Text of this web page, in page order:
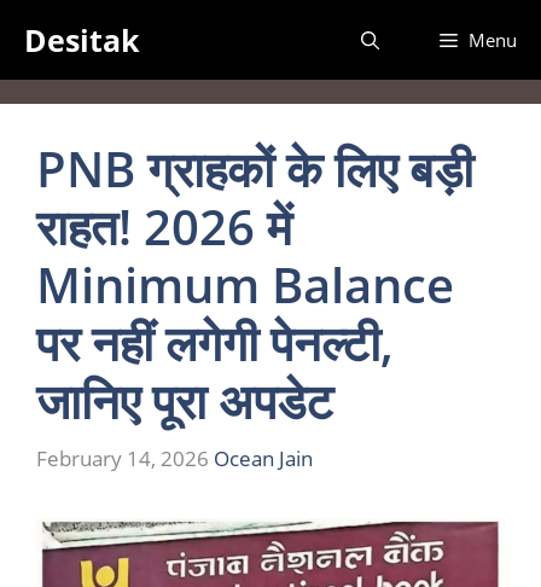
content
Desitak Menu
PNB ग्राहकों के लिए बड़ी
राहत! 2026 में
Minimum Balance
पर नहीं लगेगी पेनल्टी,
जानिए पूरा अपडेट
February 14, 2026 Ocean Jain